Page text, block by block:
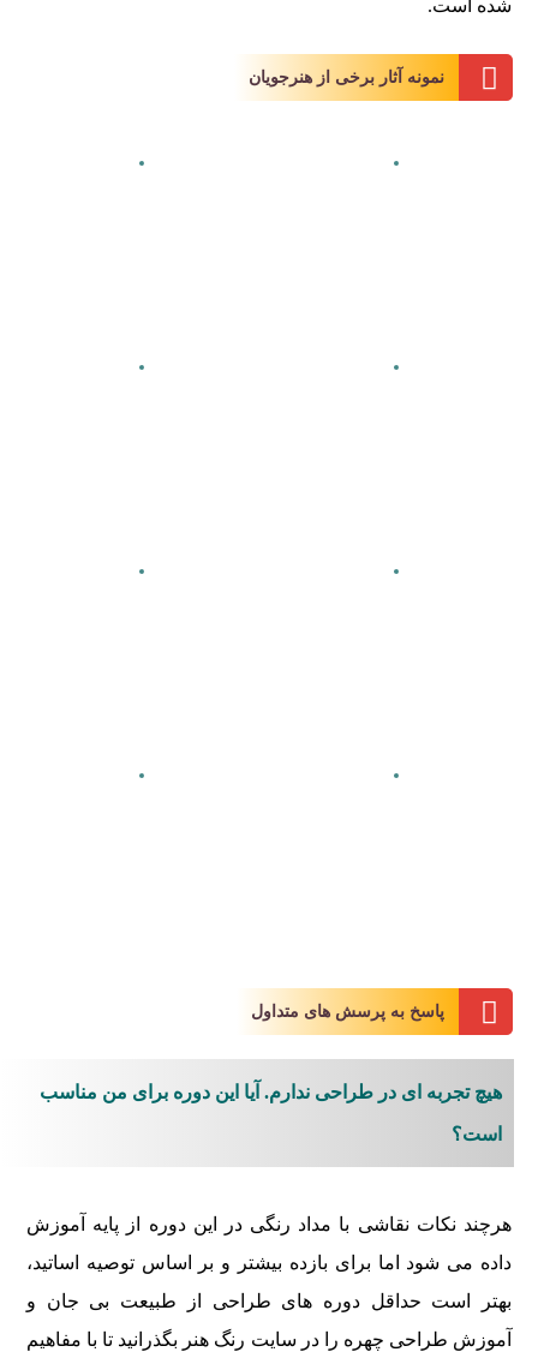
شده است.
نمونه آثار برخی از هنرجویان
پاسخ به پرسش های متداول
هیچ تجربه ای در طراحی ندارم. آیا این دوره برای من مناسب
است؟
هرچند نکات نقاشی با مداد رنگی در این دوره از پایه آموزش
داده می شود اما برای بازده بیشتر و بر اساس توصیه اساتید،
بهتر است حداقل دوره های طراحی از طبیعت بی جان و
آموزش طراحی چهره را در سایت رنگ هنر بگذرانید تا با مفاهیم